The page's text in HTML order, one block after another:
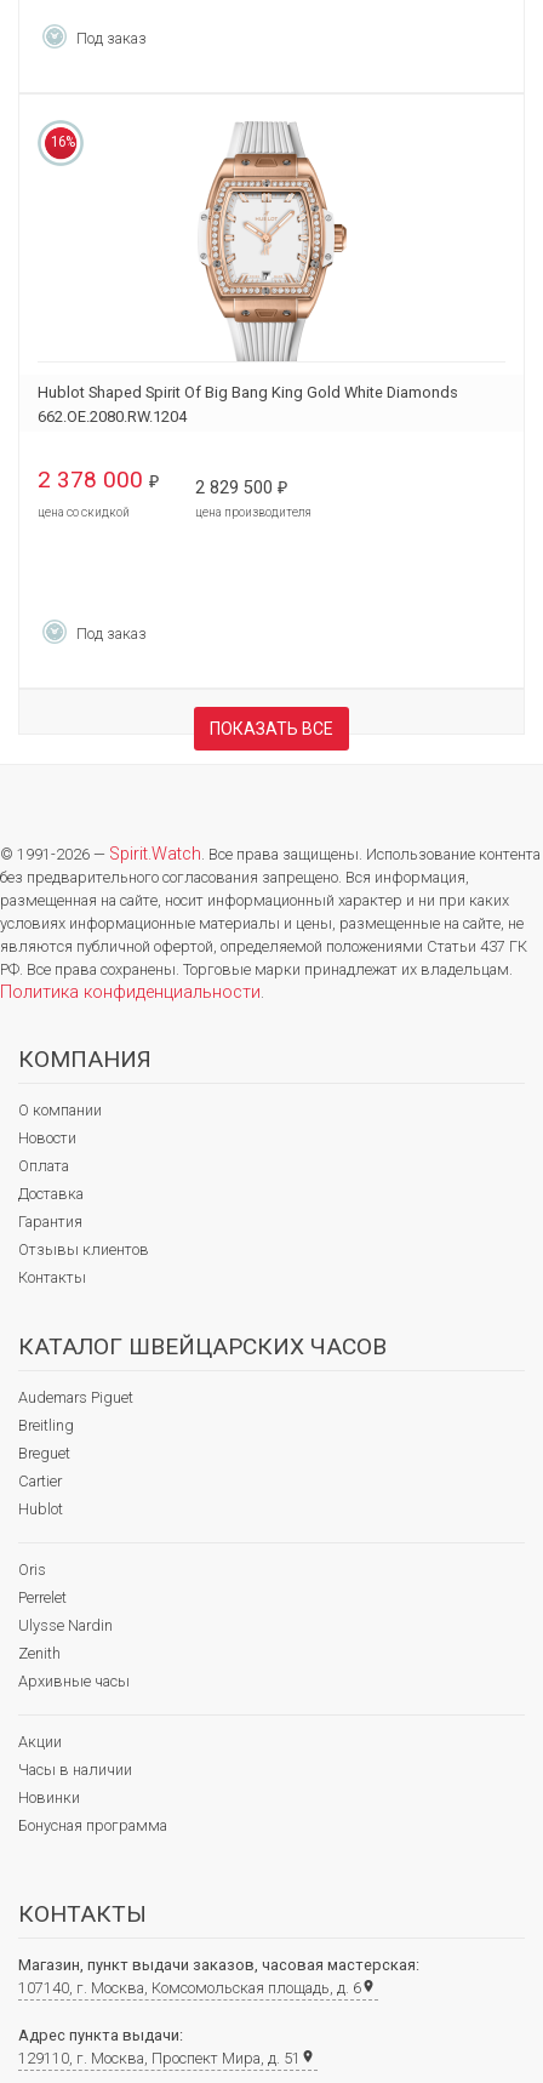
Под заказ
16%
Hublot Shaped Spirit Of Big Bang King Gold White Diamonds
662.OE.2080.RW.1204
2 378 000 ₽
цена со скидкой
2 829 500 ₽
цена производителя
Под заказ
ПОКАЗАТЬ ВСЕ
© 1991-2026 — Spirit.Watch. Все права защищены. Использование контента
без предварительного согласования запрещено. Вся информация,
размещенная на сайте, носит информационный характер и ни при каких
условиях информационные материалы и цены, размещенные на сайте, не
являются публичной офертой, определяемой положениями Статьи 437 ГК
РФ. Все права сохранены. Торговые марки принадлежат их владельцам.
Политика конфиденциальности.
КОМПАНИЯ
О компании
Новости
Оплата
Доставка
Гарантия
Отзывы клиентов
Контакты
КАТАЛОГ ШВЕЙЦАРСКИХ ЧАСОВ
Audemars Piguet
Breitling
Breguet
Cartier
Hublot
Oris
Perrelet
Ulysse Nardin
Zenith
Архивные часы
Акции
Часы в наличии
Новинки
Бонусная программа
КОНТАКТЫ
Магазин, пункт выдачи заказов, часовая мастерская:
107140, г. Москва, Комсомольская площадь, д. 6place
Адрес пункта выдачи:
129110, г. Москва, Проспект Мира, д. 51 place